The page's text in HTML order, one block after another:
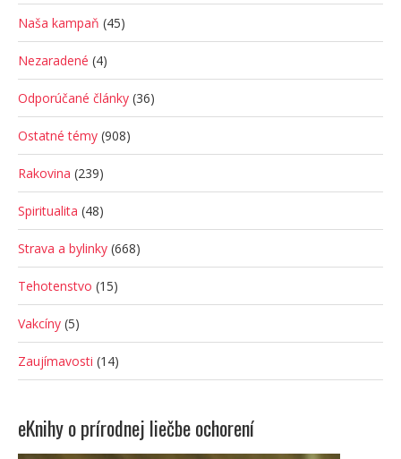
Naša kampaň (45)
Nezaradené (4)
Odporúčané články (36)
Ostatné témy (908)
Rakovina (239)
Spiritualita (48)
Strava a bylinky (668)
Tehotenstvo (15)
Vakcíny (5)
Zaujímavosti (14)
eKnihy o prírodnej liečbe ochorení